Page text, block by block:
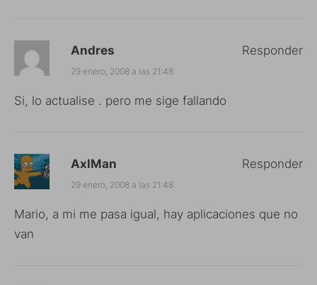
Andres
29 enero, 2008 a las 21:48
Si, lo actualise . pero me sige fallando
Responder
AxlMan
29 enero, 2008 a las 21:48
Mario, a mi me pasa igual, hay aplicaciones que no
van
Responder